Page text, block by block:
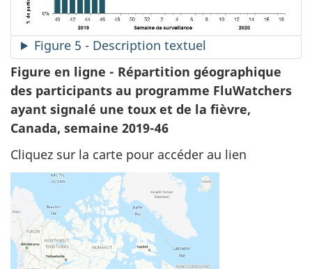
Figure 5 - Description textuel
Figure en ligne - Répartition géographique
des participants au programme FluWatchers
ayant signalé une toux et de la fièvre,
Canada, semaine 2019-46
Cliquez sur la carte pour accéder au lien